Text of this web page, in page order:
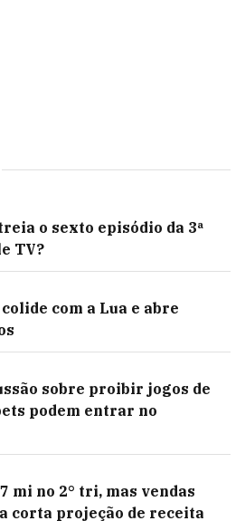
o sexto episódio da 3ª
TV?
com a Lua e abre
sobre proibir jogos de
podem entrar no
mi no 2° tri, mas vendas
corta projeção de receita